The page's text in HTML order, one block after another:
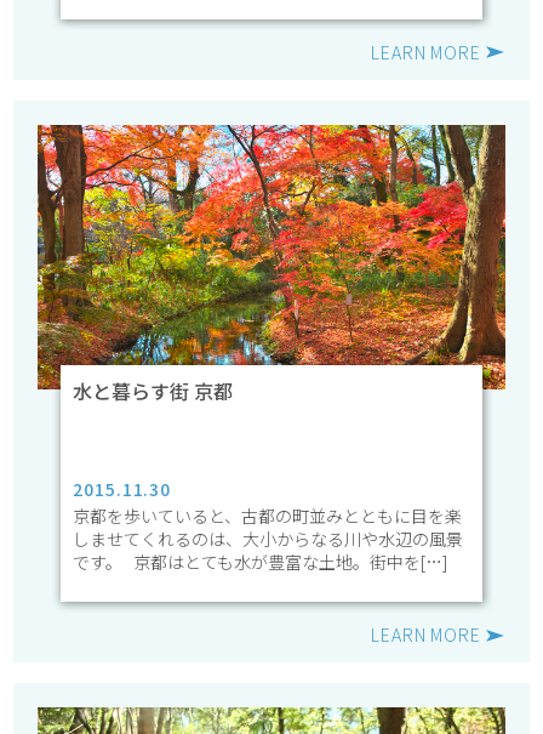
LEARN MORE
水と暮らす街 京都
2015.11.30
京都を歩いていると、古都の町並みとともに目を楽
しませてくれるのは、大小からなる川や水辺の風景
です。 京都はとても水が豊富な土地。街中を[…]
LEARN MORE